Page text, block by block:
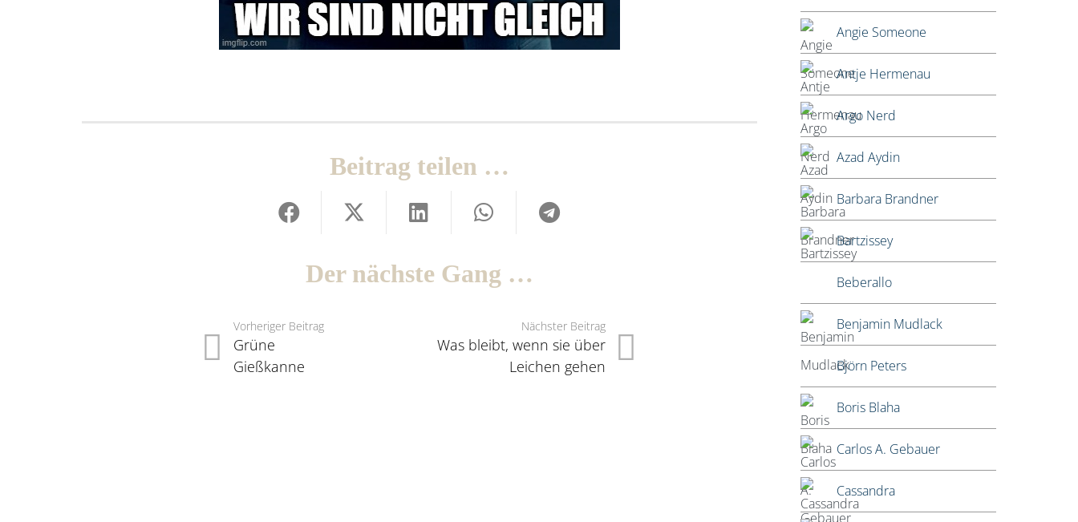
Beitrag teilen …
Der nächste Gang …
Vorheriger Beitrag
Grüne
Gießkanne
Nächster Beitrag
Was bleibt, wenn sie über
Leichen gehen
Angie Someone
Antje Hermenau
Argo Nerd
Azad Aydin
Barbara Brandner
Bartzissey
Beberallo
Benjamin Mudlack
Björn Peters
Boris Blaha
Carlos A. Gebauer
Cassandra